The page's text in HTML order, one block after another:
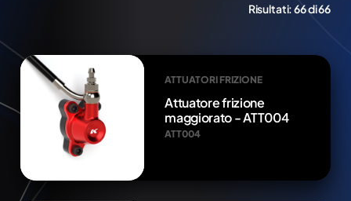
Risultati:66 di 66
ATTUATORI FRIZIONE
Attuatore frizione
maggiorato - ATT004
ATT004